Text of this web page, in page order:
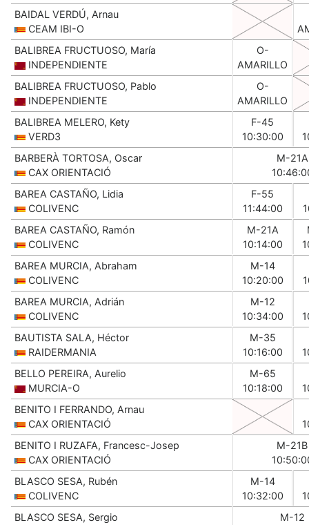
BAIDAL VERDÚ, Arnau
CEAM IBI-O
BALIBREA FRUCTUOSO, María
INDEPENDIENTE
O-
AMARILLO
BALIBREA FRUCTUOSO, Pablo
INDEPENDIENTE
O-
AMARILLO
BALIBREA MELERO, Kety
VERD3
F-45
10:30:00
BARBERÀ TORTOSA, Oscar
CAX ORIENTACIÓ
M-21A
BAREA CASTAÑO, Lidia
COLIVENC
F-55
11:44:00
BAREA CASTAÑO, Ramón
COLIVENC
M-21A
10:14:00
BAREA MURCIA, Abraham
COLIVENC
M-14
10:20:00
BAREA MURCIA, Adrián
COLIVENC
M-12
10:34:00
BAUTISTA SALA, Héctor
RAIDERMANIA
M-35
10:16:00
BELLO PEREIRA, Aurelio
MURCIA-O
M-65
10:18:00
BENITO I FERRANDO, Arnau
CAX ORIENTACIÓ
BENITO I RUZAFA, Francesc-Josep
CAX ORIENTACIÓ
M-21B
BLASCO SESA, Rubén
COLIVENC
M-14
10:32:00
BLASCO SESA, Sergio
M-12